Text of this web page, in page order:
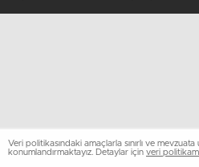
Veri politikasındaki amaçlarla sınırlı ve
konumlandırmaktayız. Detaylar için veri